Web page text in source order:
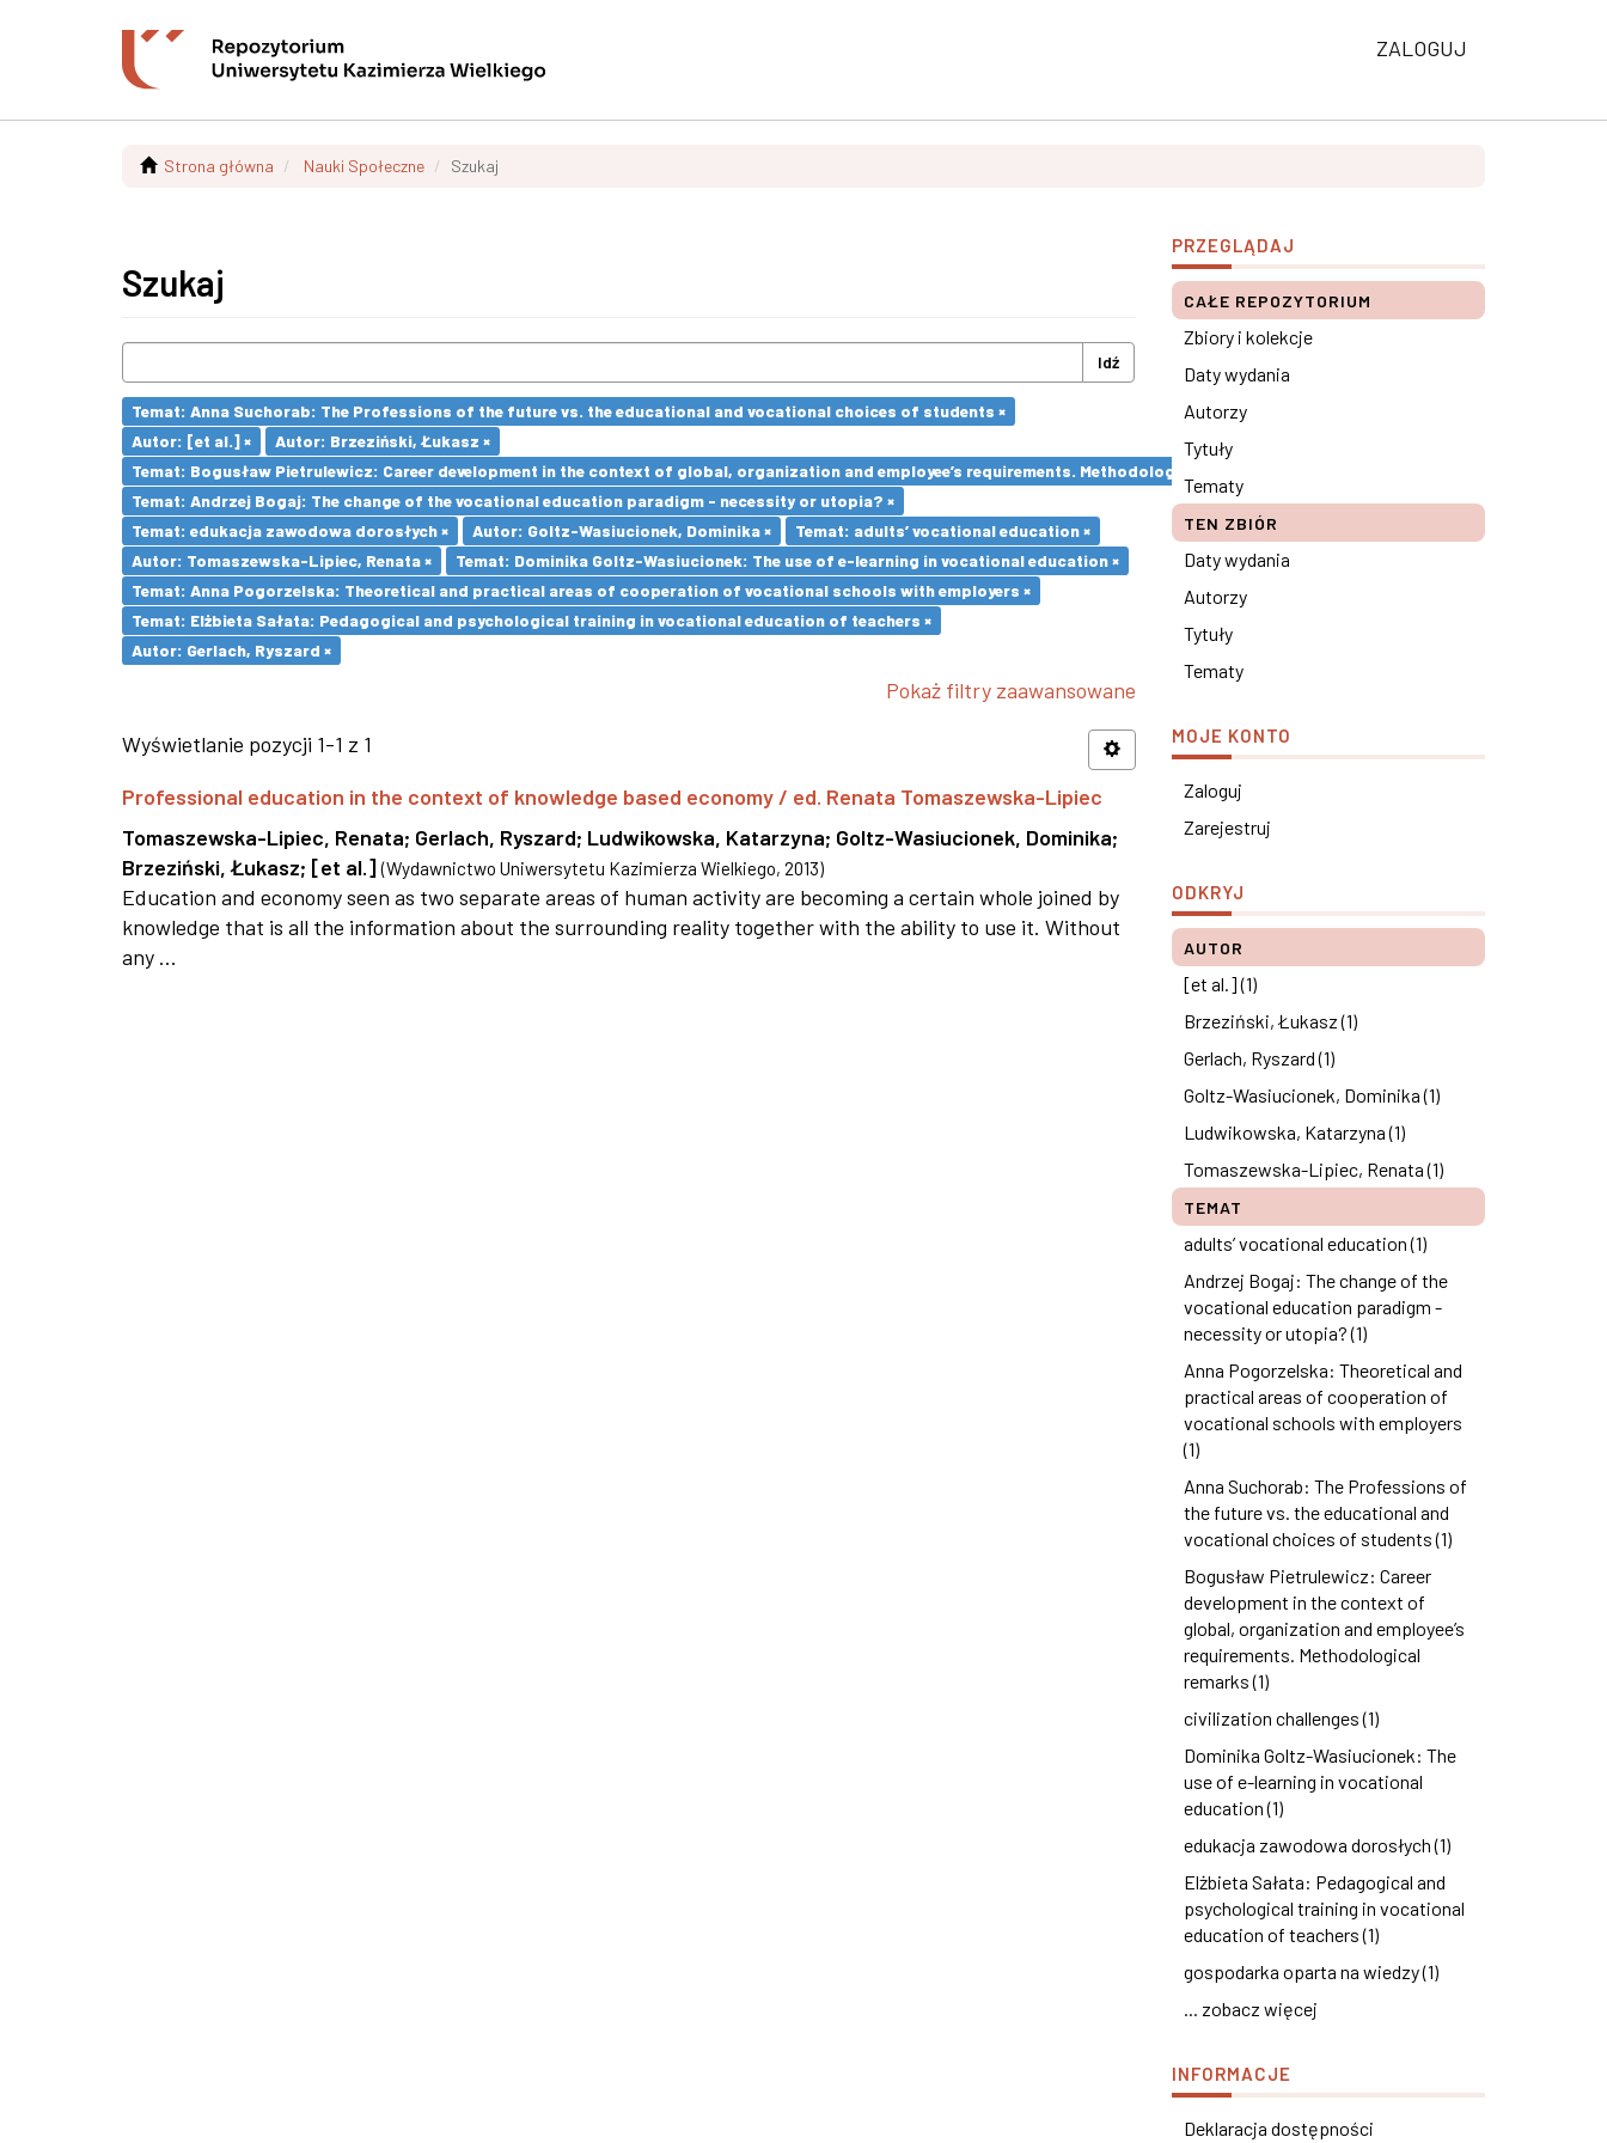
ZALOGUJ
Strona główna Nauki Społeczne Szukaj
Szukaj
Idź
Temat: Anna Suchorab: The Professions of the future vs. the educational and vocational choices of students ×
Autor: [et al.] ×
Autor: Brzeziński, Łukasz ×
Temat: Bogusław Pietrulewicz: Career development in the context of global, organization and employee’s requirements. Methodological remarks ×
Temat: Andrzej Bogaj: The change of the vocational education paradigm - necessity or utopia? ×
Temat: edukacja zawodowa dorosłych ×
Autor: Goltz-Wasiucionek, Dominika ×
Temat: adults’ vocational education ×
Autor: Tomaszewska-Lipiec, Renata ×
Temat: Dominika Goltz-Wasiucionek: The use of e-learning in vocational education ×
Temat: Anna Pogorzelska: Theoretical and practical areas of cooperation of vocational schools with employers ×
Temat: Elżbieta Sałata: Pedagogical and psychological training in vocational education of teachers ×
Autor: Gerlach, Ryszard ×
Pokaż filtry zaawansowane
Wyświetlanie pozycji 1-1 z 1
Professional education in the context of knowledge based economy / ed. Renata Tomaszewska-Lipiec
Tomaszewska-Lipiec, Renata; Gerlach, Ryszard; Ludwikowska, Katarzyna; Goltz-Wasiucionek, Dominika;
Brzeziński, Łukasz; [et al.] (Wydawnictwo Uniwersytetu Kazimierza Wielkiego, 2013)
Education and economy seen as two separate areas of human activity are becoming a certain whole joined by
knowledge that is all the information about the surrounding reality together with the ability to use it. Without
any ...
PRZEGLĄDAJ
CAŁE REPOZYTORIUM
Zbiory i kolekcje
Daty wydania
Autorzy
Tytuły
Tematy
TEN ZBIÓR
Daty wydania
Autorzy
Tytuły
Tematy
MOJE KONTO
Zaloguj
Zarejestruj
ODKRYJ
AUTOR
[et al.] (1)
Brzeziński, Łukasz (1)
Gerlach, Ryszard (1)
Goltz-Wasiucionek, Dominika (1)
Ludwikowska, Katarzyna (1)
Tomaszewska-Lipiec, Renata (1)
TEMAT
adults’ vocational education (1)
Andrzej Bogaj: The change of the
vocational education paradigm -
necessity or utopia? (1)
Anna Pogorzelska: Theoretical and
practical areas of cooperation of
vocational schools with employers
(1)
Anna Suchorab: The Professions of
the future vs. the educational and
vocational choices of students (1)
Bogusław Pietrulewicz: Career
development in the context of
global, organization and employee’s
requirements. Methodological
remarks (1)
civilization challenges (1)
Dominika Goltz-Wasiucionek: The
use of e-learning in vocational
education (1)
edukacja zawodowa dorosłych (1)
Elżbieta Sałata: Pedagogical and
psychological training in vocational
education of teachers (1)
gospodarka oparta na wiedzy (1)
... zobacz więcej
INFORMACJE
Deklaracja dostępności